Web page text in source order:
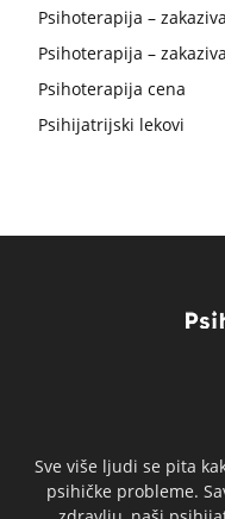
Psihoterapija –
Psihoterapija –
Psihoterapija cena
Psihijatrijski lekovi
Sve više ljudi se pita
psihičke probleme.